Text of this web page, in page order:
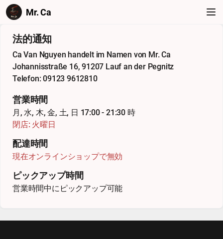
Mr. Ca
法的通知
Ca Van Nguyen handelt im Namen von Mr. Ca
Johannisstraße 16, 91207 Lauf an der Pegnitz
Telefon: 09123 9612810
営業時間
月, 水, 木, 金, 土, 日 17:00 - 21:30 時
閉店: 火曜日
配達時間
現在オンラインショップで無効
ピックアップ時間
営業時間中にピックアップ可能